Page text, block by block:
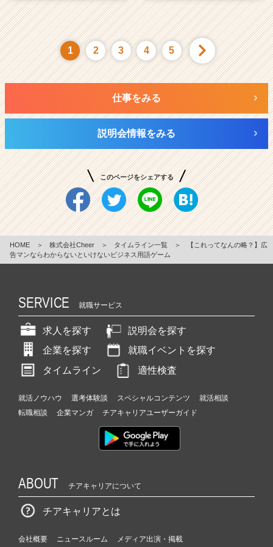
1 2 3 4 5
仕事をみる
説明会情報をみる
このページをシェアする
HOME ＞ 株式会社Cheer ＞ タイムライン一覧 ＞
【これってなんの略？】広
告マンならわからないといけないビジネス用語ゲーム
SERVICE 就職サービス
求人を探す
説明会を探す
企業を探す
就職イベントを探す
タイムライン
適性検査
就活ノウハウ 選考体験談 スペシャルコンテンツ
就活相談
転職相談
企業マンガ チアキャリアユーザーガイド
ABOUT チアキャリアについて
チアキャリアとは
会社概要 ニュースルーム メディア出演・掲載